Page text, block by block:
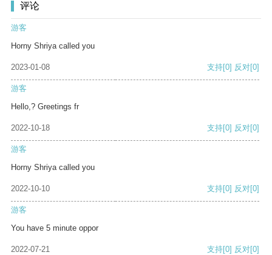
评论
游客
Horny Shriya called you
2023-01-08 支持[0] 反对[0]
游客
Hello,? Greetings fr
2022-10-18 支持[0] 反对[0]
游客
Horny Shriya called you
2022-10-10 支持[0] 反对[0]
游客
You have 5 minute oppor
2022-07-21 支持[0] 反对[0]